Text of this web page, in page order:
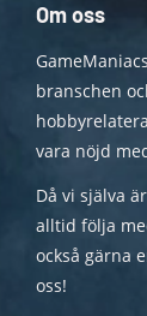
Om oss
branschen
vara nöjd
Då vi själva
alltid följa
också gärna
oss!